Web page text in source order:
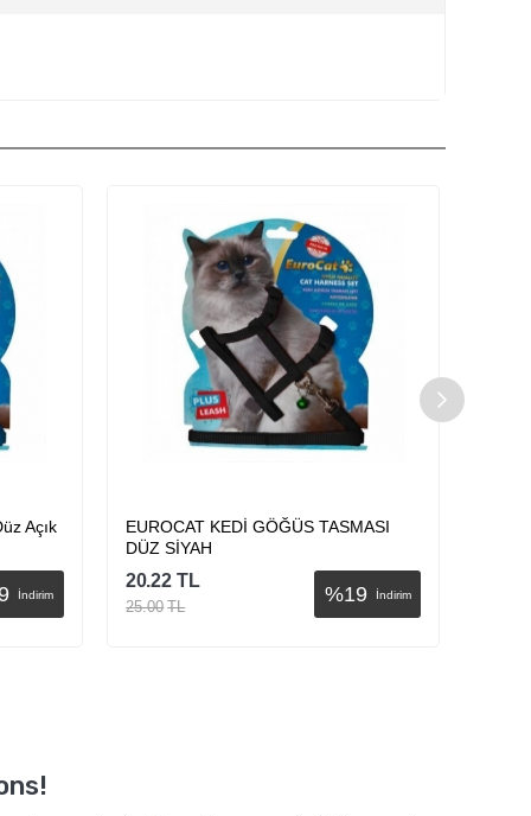
Açık
İndirim
EUROCAT KEDİ GÖĞÜS TASMASI
DÜZ SİYAH
%19 İndirim
20.22 TL
25.00 TL